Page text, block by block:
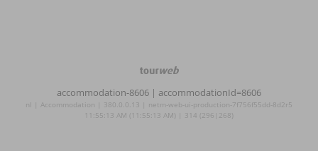
TourWeb
NetMatch
accommodation-8606 | accommodationId=8606
nl | Accommodation | 380.0.0.13 | netm-web-ui-production-7f756f55dd-8d2r5
11:55:13 AM (11:55:13 AM) | 314 (296|268)